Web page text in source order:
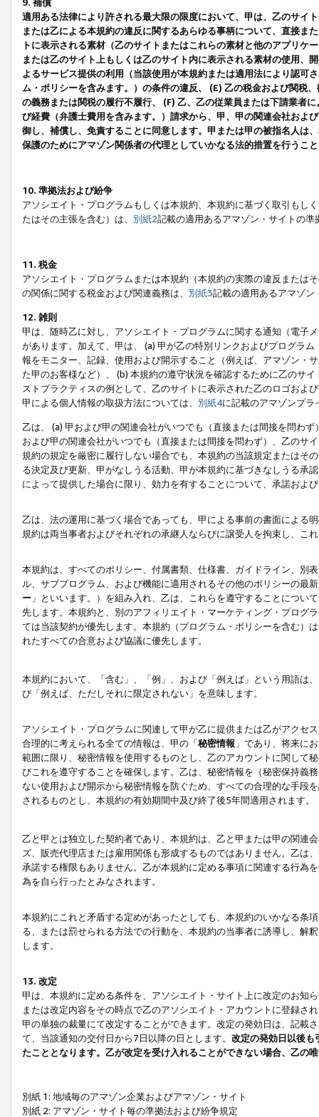
9. 補償
適用ある法律により許される最大限の限度において、甲は、乙のサイ
または乙による本規約の違反に関するあらゆる事柄について、直接ま
トに表示される素材（乙のサイトまたはこれらの素材と他のアプリ
または乙のサイト上もしくは乙のサイト内に表示される素材の使用、
よるサービス提供の利用（当該使用が本規約または適用法により認可
ム・ポリシーを含みます。）の条件の違反、 (E) 乙の税金および関税
の義務または関税の履行不履行、 (F) 乙、乙の従業員または下請業者
び経費（弁護士費用を含みます。）請求から、甲、甲の関連会社およ
御し、補償し、免責することに同意します。甲または甲の被指名人は
保護のためにアマゾン関係者の代理としていかなる法的措置を行うこ
10. 準拠法および紛争
アソシエイト・プログラムもしくは本規約、本規約に基づく取引もし
たはその主張を含む）は、 別紙2記載の適用あるアマゾン・サイトの
11. 税金
アソシエイト・プログラムまたは本規約（本規約の実際の違反または
の関係に関する税金および関連義務は、 別紙3記載の適用あるアマゾン
12. 雑則
甲は、随時乙に対し、アソシエイト・プログラムに関する通知（電子
があります。加えて、甲は、 (a) 甲が乙の特別リンクおよびプログラ
報をモニター、記録、使用および開示すること（例えば、アマゾン・
た甲のお客様など）、 (b) 本規約の遵守状況を確認するために乙のサ
ストプラクティスの例として、乙のサイトに表示された乙のロゴおよ
甲による個人情報の取扱方法については、 別紙4に記載のアマゾンプ
乙は、 (a) 甲および甲の関連会社がいつでも（直接または間接を問わ
および甲の関連会社がいつでも（直接または間接を問わず）、乙のサ
規約の規定を厳密に履行しない場合でも、本規約の当該規定またはそ
る決定及び更新、甲がなしうる活動、甲が本規約に基づきなしうる承
によって提供した場合に限り、効力を有することについて、承諾およ
乙は、法の運用に基づく場合であっても、甲による事前の書面による
規約は両当事者およびそれぞれの承継人ならびに譲受人を拘束し、こ
本規約は、すべてのポリシー、付属書類、仕様書、ガイドライン、別
ル、サブプログラム、および機能に適用されるその他のポリシーの最
ー 」といいます。）を組み入れ、乙は、これらを遵守することにつ
先します。本規約と、別のアフィリエイト・マーケティング・プログ
ては当該契約が優先します。本規約（プログラム・ポリシーを含む）
れたすべての合意および協議に優先します。
本規約において、「含む」、「例」、および「例えば」という用語は
び「例えば、ただしそれに限定されない」を意味します。
アソシエイト・プログラムに関連して甲が乙に提供または乙がアクセ
合理的に考えられる全ての情報は、甲の「秘密情報 」であり、将来に
範囲に限り、秘密情報を使用するものとし、乙のアカウントに関して
びこれを遵守することを確保します。乙は、秘密情報を（秘密保持義
ない使用および開示から秘密情報を防ぐため、すべての合理的な手段
されるものとし、本規約の有効期間中及び終了後5年間適用されます。
乙と甲とは独立した契約者であり、本規約は、乙と甲または甲の関連
ズ、販売代理店または雇用関係も形成するものではありません。乙は
承諾する権限もありません。乙が本規約に定める事項に関連する行為
為を自ら行ったとみなされます。
本規約にこれと矛盾する定めがあったとしても、本規約のいかなる条
る、または罰せられる方法での行動を、本規約の当事者に誘導し、解
します。
13. 改定
甲は、本規約に定める条件を、アソシエイト・サイト上に改定のお知
または改定内容をその時点で乙のアソシエイト・アカウントに登録さ
甲の単独の裁量にて改定することができます。改定の発効日は、記載
て、当該通知の交付日から7日以降の日とします。 改定の発効日以後も
たこととなります。乙が改定を受け入れることができない場合、乙の
別紙 1: 地域毎のアマゾン企業およびアマゾン・サイト
別紙 2: アマゾン・サイト毎の準拠法および紛争規定